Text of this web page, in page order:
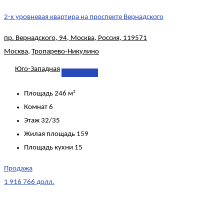
2-х уровневая квартира на проспекте Вернадского
пр. Вернадского, 94, Москва, Россия, 119571
Москва, Тропарево-Никулино
Юго-Западная
Площадь 246 м²
Комнат 6
Этаж 32/35
Жилая площадь 159
Площадь кухни 15
Продажа
1 916 766 долл.